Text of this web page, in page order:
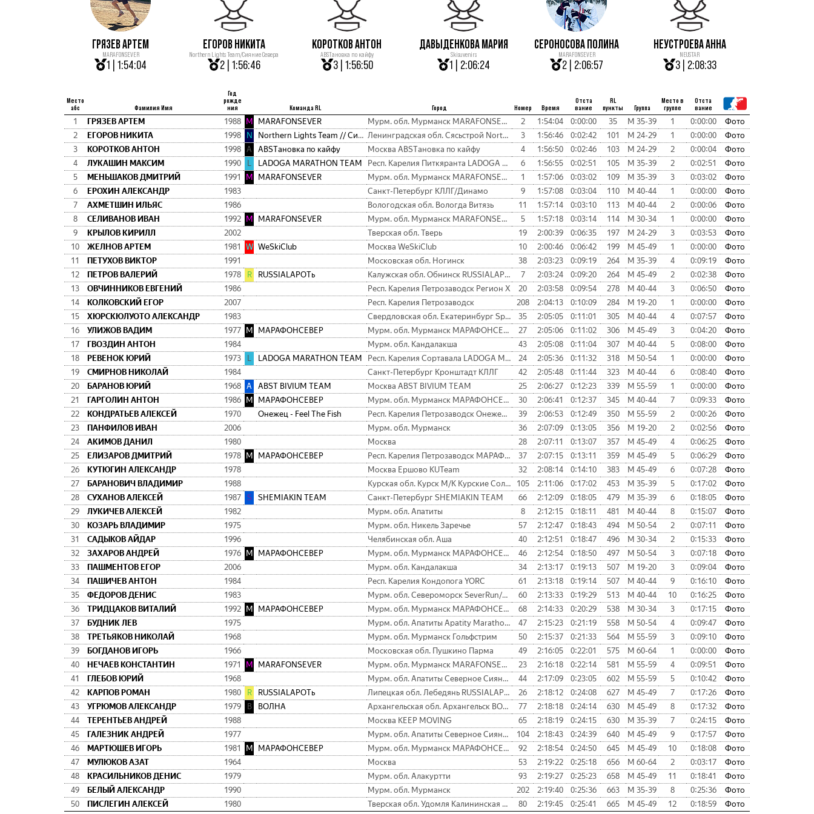
ГРЯЗЕВ АРТЕМ
MARAFONSEVER
1 | 1:54:04
ЕГОРОВ НИКИТА
Northern Lights Team/Сияние Севера
2 | 1:56:46
КОРОТКОВ АНТОН
ABSTановка по кайфу
3 | 1:56:50
ДАВЫДЕНКОВА МАРИЯ
Skisuvenirs
1 | 2:06:24
СЕРОНОСОВА ПОЛИНА
MARAFONSEVER
2 | 2:06:57
НЕУСТРОЕВА АННА
NEUSTAR
3 | 2:08:33
Место
абс
Фамилия Имя
Год
рожде
ния
Команда RL Город Номер Время
Отста
вание
RL
пункты
Группа
Место в
группе
Отста
вание
1 ГРЯЗЕВ АРТЕМ 1988 M MARAFONSEVER Мурм. обл. Мурманск MARAFONSEVER 2 1:54:04 0:00:00 35 М 35-39 1 0:00:00
Фото
2
ЕГОРОВ НИКИТА 1998 N Northern Lights Team // Сияние Севера Ленинградская обл. Сясьстрой Northern Lights Team/Сияние Севера 3 1:56:46 0:02:42 101 М 24-29 1 0:00:00
Фото
3
КОРОТКОВ АНТОН 1998 A ABSTановка по кайфу Москва ABSTановка по кайфу 4 1:56:50 0:02:46 103 М 24-29 2 0:00:04
Фото
4
ЛУКАШИН МАКСИМ 1990 L LADOGA MARATHON TEAM Респ. Карелия Питкяранта LADOGA MARATHON TEAM 6 1:56:55 0:02:51 105 М 35-39 2 0:02:51
Фото
5
МЕНЬШАКОВ ДМИТРИЙ 1991 M MARAFONSEVER Мурм. обл. Мурманск MARAFONSEVER 1 1:57:06 0:03:02 109 М 35-39 3 0:03:02
Фото
6
ЕРОХИН АЛЕКСАНДР 1983 Санкт-Петербург КЛЛГ/Динамо 9 1:57:08 0:03:04 110 М 40-44 1 0:00:00
Фото
7
АХМЕТШИН ИЛЬЯС 1986 Вологодская обл. Вологда Витязь 11 1:57:14 0:03:10 113 М 40-44 2 0:00:06
Фото
8
СЕЛИВАНОВ ИВАН 1992 M MARAFONSEVER Мурм. обл. Мурманск MARAFONSEVER 5 1:57:18 0:03:14 114 М 30-34 1 0:00:00
Фото
9
КРЫЛОВ КИРИЛЛ 2002 Тверская обл. Тверь 19 2:00:39 0:06:35 197 М 24-29 3 0:03:53
Фото
10
ЖЕЛНОВ АРТЕМ 1981 W WeSkiClub Москва WeSkiClub 10 2:00:46 0:06:42 199 М 45-49 1 0:00:00
Фото
11
ПЕТУХОВ ВИКТОР 1991 Московская обл. Ногинск 38 2:03:23 0:09:19 264 М 35-39 4 0:09:19
Фото
12
ПЕТРОВ ВАЛЕРИЙ 1978 R RUSSIALAPOTь Калужская обл. Обнинск RUSSIALAPOTь 7 2:03:24 0:09:20 264 М 45-49 2 0:02:38
Фото
13
ОВЧИННИКОВ ЕВГЕНИЙ 1986 Респ. Карелия Петрозаводск Регион X 20 2:03:58 0:09:54 278 М 40-44 3 0:06:50
Фото
14
КОЛКОВСКИЙ ЕГОР 2007 Респ. Карелия Петрозаводск 208 2:04:13 0:10:09 284 М 19-20 1 0:00:00
Фото
15
ХЮРСКЮЛУОТО АЛЕКСАНДР 1983 Свердловская обл. Екатеринбург Spirin Team 35 2:05:05 0:11:01 305 М 40-44 4 0:07:57
Фото
16
УЛИЖОВ ВАДИМ 1977 М МАРАФОНСЕВЕР Мурм. обл. Мурманск МАРАФОНСЕВЕР 27 2:05:06 0:11:02 306 М 45-49 3 0:04:20
Фото
17
ГВОЗДИН АНТОН 1984 Мурм. обл. Кандалакша 43 2:05:08 0:11:04 307 М 40-44 5 0:08:00
Фото
18
РЕВЕНОК ЮРИЙ 1973 L LADOGA MARATHON TEAM Респ. Карелия Сортавала LADOGA MARATHON TEAM 24 2:05:36 0:11:32 318 М 50-54 1 0:00:00
Фото
19
СМИРНОВ НИКОЛАЙ 1984 Санкт-Петербург Кронштадт КЛЛГ 42 2:05:48 0:11:44 323 М 40-44 6 0:08:40
Фото
20
БАРАНОВ ЮРИЙ 1968 A ABST BIVIUM TEAM Москва ABST BIVIUM TEAM 25 2:06:27 0:12:23 339 М 55-59 1 0:00:00
Фото
21
ГАРГОЛИН АНТОН 1986 М МАРАФОНСЕВЕР Мурм. обл. Мурманск МАРАФОНСЕВЕР 30 2:06:41 0:12:37 345 М 40-44 7 0:09:33
Фото
22
КОНДРАТЬЕВ АЛЕКСЕЙ 1970 Онежец - Feel The Fish Респ. Карелия Петрозаводск Онежец - Feel The Fish 39 2:06:53 0:12:49 350 М 55-59 2 0:00:26
Фото
23
ПАНФИЛОВ ИВАН 2006 Мурм. обл. Мурманск 36 2:07:09 0:13:05 356 М 19-20 2 0:02:56
Фото
24
АКИМОВ ДАНИЛ 1980 Москва 28 2:07:11 0:13:07 357 М 45-49 4 0:06:25
Фото
25
ЕЛИЗАРОВ ДМИТРИЙ 1978 М МАРАФОНСЕВЕР Респ. Карелия Петрозаводск МАРАФОНСЕВЕР 37 2:07:15 0:13:11 359 М 45-49 5 0:06:29
Фото
26
КУТЮГИН АЛЕКСАНДР 1978 Москва Ершово KUTeam 32 2:08:14 0:14:10 383 М 45-49 6 0:07:28
Фото
27
БАРАНОВИЧ ВЛАДИМИР 1988 Курская обл. Курск М/К Курские Соловьи 105 2:11:06 0:17:02 453 М 35-39 5 0:17:02
Фото
28
СУХАНОВ АЛЕКСЕЙ 1987 S SHEMIAKIN TEAM Санкт-Петербург SHEMIAKIN TEAM 66 2:12:09 0:18:05 479 М 35-39 6 0:18:05
Фото
29
ЛУКИЧЕВ АЛЕКСЕЙ 1982 Мурм. обл. Апатиты 8 2:12:15 0:18:11 481 М 40-44 8 0:15:07
Фото
30
КОЗАРЬ ВЛАДИМИР 1975 Мурм. обл. Никель Заречье 57 2:12:47 0:18:43 494 М 50-54 2 0:07:11
Фото
31
САДЫКОВ АЙДАР 1996 Челябинская обл. Аша 40 2:12:51 0:18:47 496 М 30-34 2 0:15:33
Фото
32
ЗАХАРОВ АНДРЕЙ 1976 М МАРАФОНСЕВЕР Мурм. обл. Мурманск МАРАФОНСЕВЕР 46 2:12:54 0:18:50 497 М 50-54 3 0:07:18
Фото
33
ПАШМЕНТОВ ЕГОР 2006 Мурм. обл. Кандалакша 34 2:13:17 0:19:13 507 М 19-20 3 0:09:04
Фото
34
ПАШИЧЕВ АНТОН 1984 Респ. Карелия Кондопога YORC 61 2:13:18 0:19:14 507 М 40-44 9 0:16:10
Фото
35
ФЕДОРОВ ДЕНИС 1983 Мурм. обл. Североморск SeverRun/Северное сияние 60 2:13:33 0:19:29 513 М 40-44 10 0:16:25
Фото
36
ТРИДЦАКОВ ВИТАЛИЙ 1992 М МАРАФОНСЕВЕР Мурм. обл. Мурманск МАРАФОНСЕВЕР 68 2:14:33 0:20:29 538 М 30-34 3 0:17:15
Фото
37
БУДНИК ЛЕВ 1975 Мурм. обл. Апатиты Apatity Marathon Team 47 2:15:23 0:21:19 558 М 50-54 4 0:09:47
Фото
38
ТРЕТЬЯКОВ НИКОЛАЙ 1968 Мурм. обл. Мурманск Гольфстрим 50 2:15:37 0:21:33 564 М 55-59 3 0:09:10
Фото
39
БОГДАНОВ ИГОРЬ 1966 Московская обл. Пушкино Парма 49 2:16:05 0:22:01 575 М 60-64 1 0:00:00
Фото
40
НЕЧАЕВ КОНСТАНТИН 1971 M MARAFONSEVER Мурм. обл. Мурманск MARAFONSEVER 23 2:16:18 0:22:14 581 М 55-59 4 0:09:51
Фото
41
ГЛЕБОВ ЮРИЙ 1968 Мурм. обл. Апатиты Северное Сияние 44 2:17:09 0:23:05 602 М 55-59 5 0:10:42
Фото
42
КАРПОВ РОМАН 1980 R RUSSIALAPOTь Липецкая обл. Лебедянь RUSSIALAPOTь 26 2:18:12 0:24:08 627 М 45-49 7 0:17:26
Фото
43
УГРЮМОВ АЛЕКСАНДР 1979 В ВОЛНА Архангельская обл. Архангельск ВОЛНА 77 2:18:18 0:24:14 630 М 45-49 8 0:17:32
Фото
44
ТЕРЕНТЬЕВ АНДРЕЙ 1988 Москва KEEP MOVING 65 2:18:19 0:24:15 630 М 35-39 7 0:24:15
Фото
45
ГАЛЕЗНИК АНДРЕЙ 1977 Мурм. обл. Апатиты Северное Сияние 104 2:18:43 0:24:39 640 М 45-49 9 0:17:57
Фото
46
МАРТЮШЕВ ИГОРЬ 1981 М МАРАФОНСЕВЕР Мурм. обл. Мурманск МАРАФОНСЕВЕР 92 2:18:54 0:24:50 645 М 45-49 10 0:18:08
Фото
47
МУЛЮКОВ АЗАТ 1964 Москва 53 2:19:22 0:25:18 656 М 60-64 2 0:03:17
Фото
48
КРАСИЛЬНИКОВ ДЕНИС 1979 Мурм. обл. Алакуртти 93 2:19:27 0:25:23 658 М 45-49 11 0:18:41
Фото
49
БЕЛЫЙ АЛЕКСАНДР 1990 Мурм. обл. Мурманск 202 2:19:40 0:25:36 663 М 35-39 8 0:25:36
Фото
50
ПИСЛЕГИН АЛЕКСЕЙ 1980 Тверская обл. Удомля Калининская АЭС 80 2:19:45 0:25:41 665 М 45-49 12 0:18:59 Фото